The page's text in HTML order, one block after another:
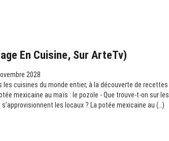
En Cuisine, Sur ArteTv)
2028
cuisines du monde entier, à la découverte de recettes
mexicaine au maïs : le pozole - Que trouve-t-on sur les
les locaux ? La potée mexicaine au (…)